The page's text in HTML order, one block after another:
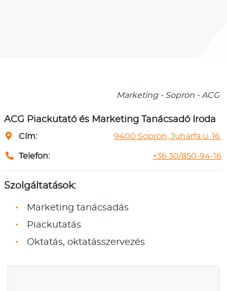
Marketing - Sopron - ACG
ACG Piackutató és Marketing Tanácsadó Iroda
Cím: 9400 Sopron, Juharfa u. 16.
Telefon: +36 30/850-94-16
Szolgáltatások:
Marketing tanácsadás
Piackutatás
Oktatás, oktatásszervezés